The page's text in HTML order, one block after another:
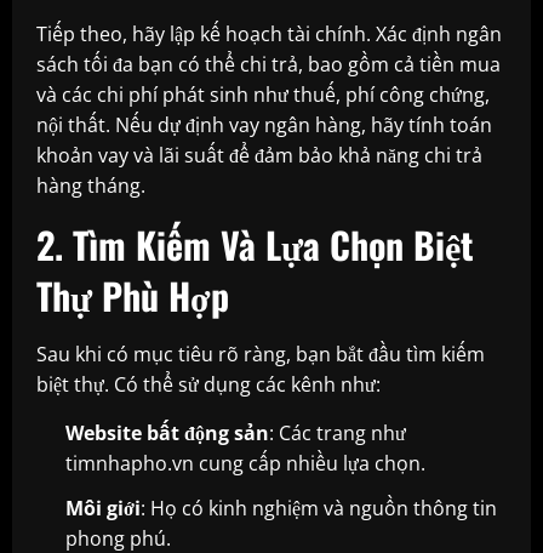
Tiếp theo, hãy lập kế hoạch tài chính. Xác định ngân
sách tối đa bạn có thể chi trả, bao gồm cả tiền mua
và các chi phí phát sinh như thuế, phí công chứng,
nội thất. Nếu dự định vay ngân hàng, hãy tính toán
khoản vay và lãi suất để đảm bảo khả năng chi trả
hàng tháng.
2. Tìm Kiếm Và Lựa Chọn Biệt
Thự Phù Hợp
Sau khi có mục tiêu rõ ràng, bạn bắt đầu tìm kiếm
biệt thự. Có thể sử dụng các kênh như:
Website bất động sản: Các trang như
timnhapho.vn cung cấp nhiều lựa chọn.
Môi giới: Họ có kinh nghiệm và nguồn thông tin
phong phú.